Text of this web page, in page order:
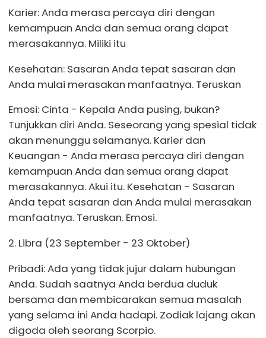
Karier: Anda merasa percaya diri dengan
kemampuan Anda dan semua orang dapat
merasakannya. Miliki itu
Kesehatan: Sasaran Anda tepat sasaran dan
Anda mulai merasakan manfaatnya. Teruskan
Emosi: Cinta - Kepala Anda pusing, bukan?
Tunjukkan diri Anda. Seseorang yang spesial tidak
akan menunggu selamanya. Karier dan
Keuangan - Anda merasa percaya diri dengan
kemampuan Anda dan semua orang dapat
merasakannya. Akui itu. Kesehatan - Sasaran
Anda tepat sasaran dan Anda mulai merasakan
manfaatnya. Teruskan. Emosi.
2. Libra (23 September - 23 Oktober)
Pribadi: Ada yang tidak jujur ​​dalam hubungan
Anda. Sudah saatnya Anda berdua duduk
bersama dan membicarakan semua masalah
yang selama ini Anda hadapi. Zodiak lajang akan
digoda oleh seorang Scorpio.